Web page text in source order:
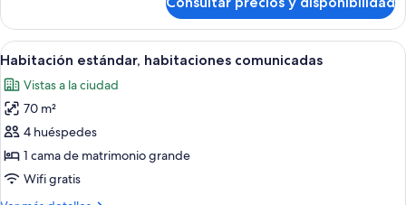
(2+2)
Abrir
todas
las
fotos
de
Habitación
estándar,
Habitación de hotel con cama,
4
Habitación estándar, habitaciones comunicadas
Vistas a la ciudad
70 m²
4 huéspedes
1 cama de matrimonio grande
Wifi gratis